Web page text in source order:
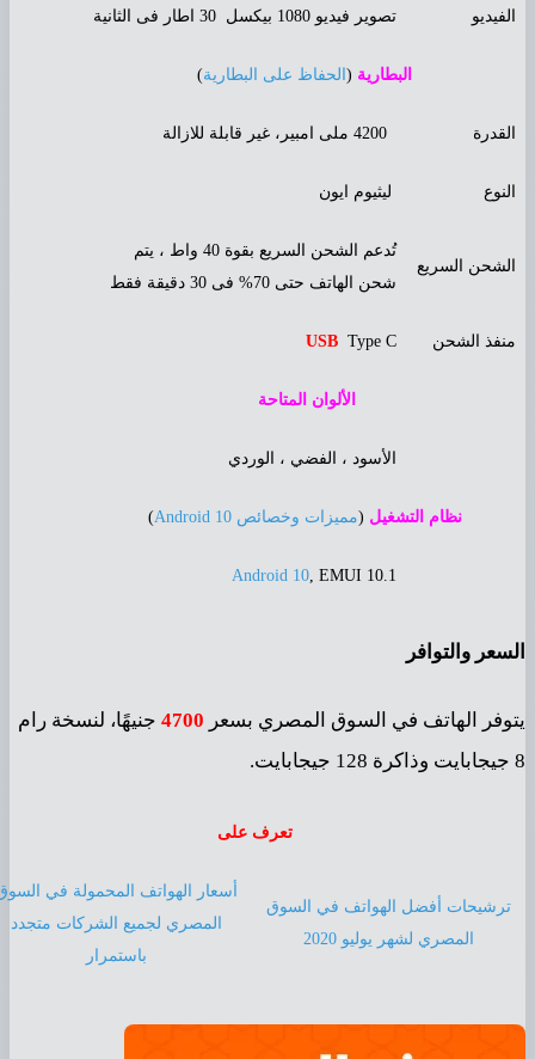
تصوير فيديو 1080 بيكسل 30 اطار فى الثانية
البطارية (الحفاظ على البطارية)
ليثيوم ايون
السريع
تُدعم الشحن السريع بقوة 40 واط ، يتم
شحن الهاتف حتى 70% فى 30 دقيقة فقط
الشحن USB Type C
الألوان المتاحة
الأسود ، الفضي ، الوردي
نظام التشغيل(مميزات وخصائص 10 Android )
Android 10, EMUI 10.1
والتوافر
الهاتف في السوق المصري بسعر4700 جنيهًا، لنسخة رام
تعرف على
ترشيحات أفضل الهواتف في السوق
المصري لشهر يوليو 2020
أسعار الهواتف المحمولة في السوق
المصري لجميع الشركات متجدد
باستمرار